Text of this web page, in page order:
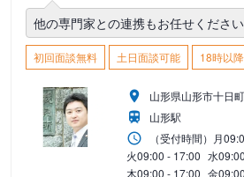
他の専門家との連携もお任せください
初回面談無料 土日面談可能 18時以
山形県山形市十日
山形駅
（受付時間） 月
火09:00 - 17:00 水
木09:00 - 17:00 金